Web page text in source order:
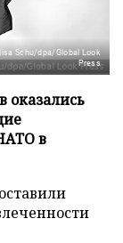
Schu/dpa/Global Look
Press
оказались
в